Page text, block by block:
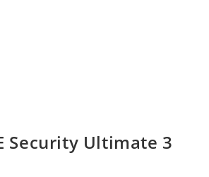
Security Ultimate 3